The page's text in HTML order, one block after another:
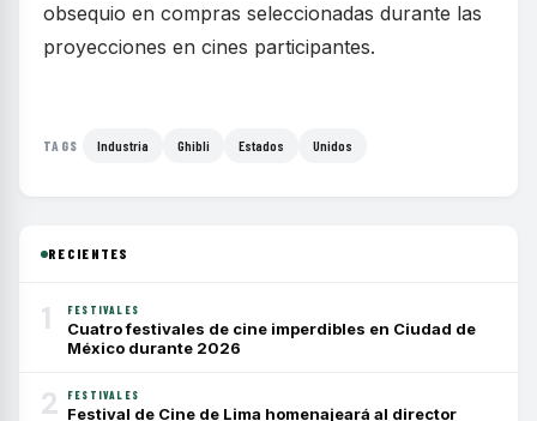
obsequio en compras seleccionadas durante las
proyecciones en cines participantes.
TAGS Industria Ghibli Estados Unidos
RECIENTES
1 FESTIVALES
Cuatro festivales de cine imperdibles en Ciudad de
México durante 2026
2 FESTIVALES
Festival de Cine de Lima homenajeará al director